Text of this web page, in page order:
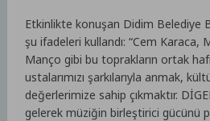
Etkinlikte konuşan Didim Belediye
şu ifadeleri kullandı: “Cem Karaca,
Manço gibi bu toprakların ortak
ustalarımızı şarkılarıyla anmak,
değerlerimize sahip çıkmaktır.
gelerek müziğin birleştirici gücünü